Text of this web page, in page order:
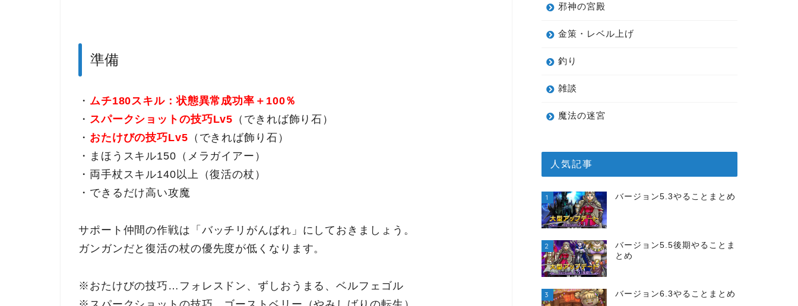
準備
・ ムチ180スキル：状態異常成功率＋100％
・ スパークショットの技巧Lv5 （できれば飾り石）
・ おたけびの技巧Lv5 （できれば飾り石）
・まほうスキル150（メラガイアー）
・両手杖スキル140以上（復活の杖）
・できるだけ高い攻魔
サポート仲間の作戦は「バッチリがんばれ」にしておきましょう。
ガンガンだと復活の杖の優先度が低くなります。
※おたけびの技巧…フォレスドン、ずしおうまる、ベルフェゴル
邪神の宮殿
金策・レベル上げ
釣り
雑談
魔法の迷宮
人気記事
1 バージョン5.3やることまとめ
2
バージョン5.5後期やることま
とめ
3 バージョン6.3やることまとめ